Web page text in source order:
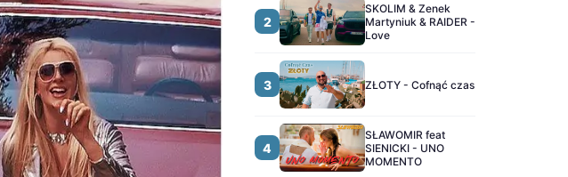
2
SKOLIM & Zenek
Martyniuk & RAIDER -
Love
3 ZŁOTY - Cofnąć czas
4
SŁAWOMIR feat
SIENICKI - UNO
MOMENTO